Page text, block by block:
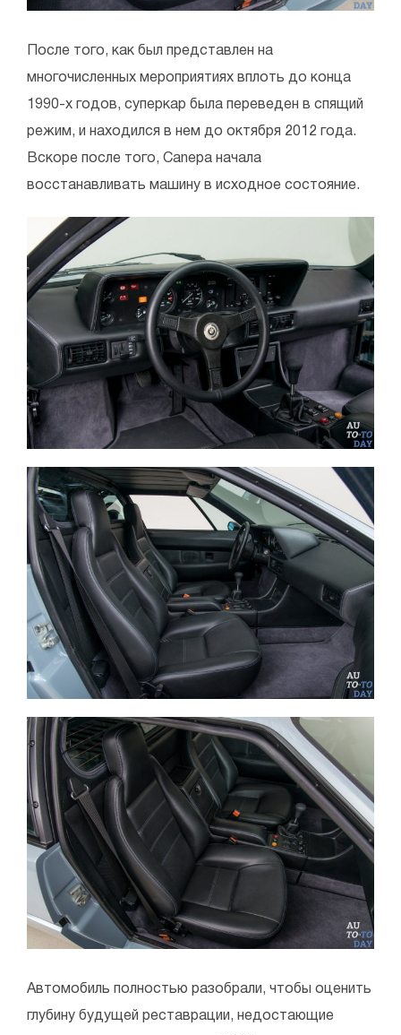
После того, как был представлен на
многочисленных мероприятиях вплоть до конца
1990-х годов, суперкар была переведен в спящий
режим, и находился в нем до октября 2012 года.
Вскоре после того, Canepa начала
восстанавливать машину в исходное состояние.
Автомобиль полностью разобрали, чтобы оценить
глубину будущей реставрации, недостающие